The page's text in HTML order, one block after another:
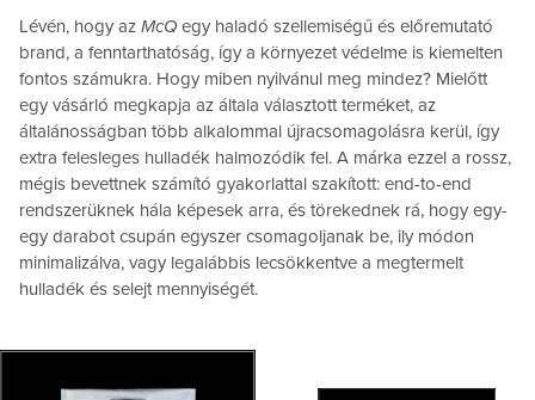
Lévén, hogy az McQ egy haladó szellemiségű és előremutató
brand, a fenntarthatóság, így a környezet védelme is kiemelten
fontos számukra. Hogy miben nyilvánul meg mindez? Mielőtt
egy vásárló megkapja az általa választott terméket, az
általánosságban több alkalommal újracsomagolásra kerül, így
extra felesleges hulladék halmozódik fel. A márka ezzel a rossz,
mégis bevettnek számító gyakorlattal szakított: end-to-end
rendszerüknek hála képesek arra, és törekednek rá, hogy egy-
egy darabot csupán egyszer csomagoljanak be, ily módon
minimalizálva, vagy legalábbis lecsökkentve a megtermelt
hulladék és selejt mennyiségét.